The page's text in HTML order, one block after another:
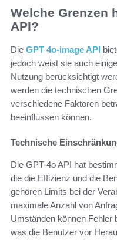
Welche Grenzen
API?
Die GPT 4o-image API
jedoch weist sie auch
Nutzung berücksichtigt
werden die technischen
verschiedene Faktoren
beeinflussen können.
Technische
Die GPT-4o API hat
die die Effizienz und die
gehören Limits bei der
maximale Anzahl von
Umständen können Fehler
was die Benutzer vor